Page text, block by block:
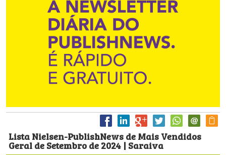
Lista Nielsen-PublishNews de Mais Vendidos
Geral de Setembro de 2024 | Saraiva